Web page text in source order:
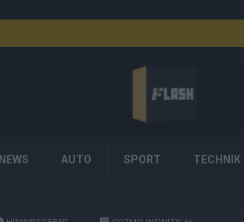
NEWS AUTO SPORT TECHNIK